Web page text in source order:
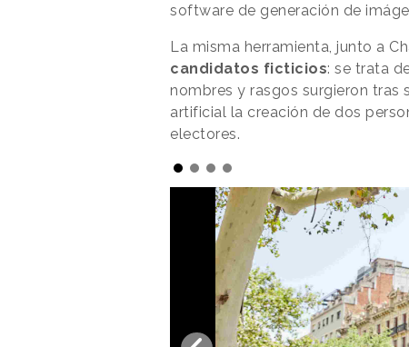
software de generación de
La misma herramienta, junto a
candidatos ficticios: se trata
nombres y rasgos surgieron
artificial la creación de dos
electores.